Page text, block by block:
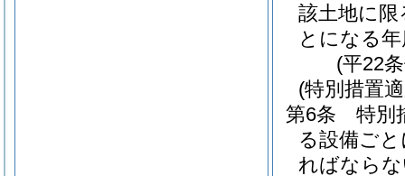
該土地に限
とになる
(平22
(特別措置
第6条
特別
る設備ご
ればなら